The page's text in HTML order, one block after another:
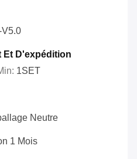
Et D'expédition
1SET
Neutre
1 Mois